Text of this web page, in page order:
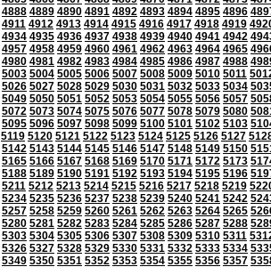
4888 4889 4890 4891 4892 4893 4894 4895 4896
4911 4912 4913 4914 4915 4916 4917 4918 4919
4934 4935 4936 4937 4938 4939 4940 4941 4942
4957 4958 4959 4960 4961 4962 4963 4964 4965
4980 4981 4982 4983 4984 4985 4986 4987 4988
5003 5004 5005 5006 5007 5008 5009 5010 5011
5026 5027 5028 5029 5030 5031 5032 5033 5034
5049 5050 5051 5052 5053 5054 5055 5056 5057
5072 5073 5074 5075 5076 5077 5078 5079 5080
5095 5096 5097 5098 5099 5100 5101 5102 5103
5119 5120 5121 5122 5123 5124 5125 5126 5127
5142 5143 5144 5145 5146 5147 5148 5149 5150
5165 5166 5167 5168 5169 5170 5171 5172 5173
5188 5189 5190 5191 5192 5193 5194 5195 5196
5211 5212 5213 5214 5215 5216 5217 5218 5219
5234 5235 5236 5237 5238 5239 5240 5241 5242
5257 5258 5259 5260 5261 5262 5263 5264 5265
5280 5281 5282 5283 5284 5285 5286 5287 5288
5303 5304 5305 5306 5307 5308 5309 5310 5311
5326 5327 5328 5329 5330 5331 5332 5333 5334
5349 5350 5351 5352 5353 5354 5355 5356 5357